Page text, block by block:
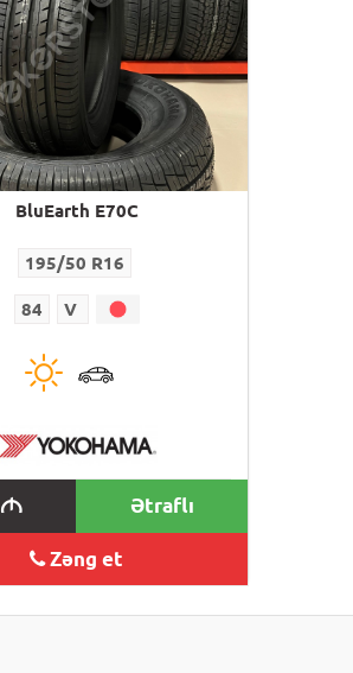
BluEarth E70C
195/50 R16
84 V
M Ətraflı
Zəng et